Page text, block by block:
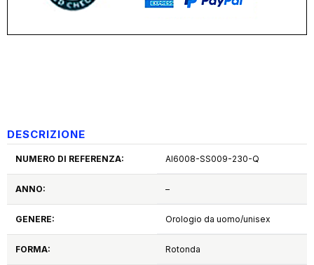
DESCRIZIONE
NUMERO DI REFERENZA: AI6008-SS009-230-Q
ANNO: –
GENERE: Orologio da uomo/unisex
FORMA: Rotonda